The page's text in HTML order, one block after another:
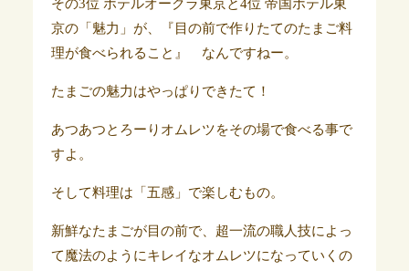
その3位 ホテルオークラ東京と4位 帝国ホテル東
京の「魅力」が、『目の前で作りたてのたまご料
理が食べられること』 なんですねー。
たまごの魅力はやっぱりできたて！
あつあつとろーりオムレツをその場で食べる事で
すよ。
そして料理は「五感」で楽しむもの。
新鮮なたまごが目の前で、超一流の職人技によっ
て魔法のようにキレイなオムレツになっていくの